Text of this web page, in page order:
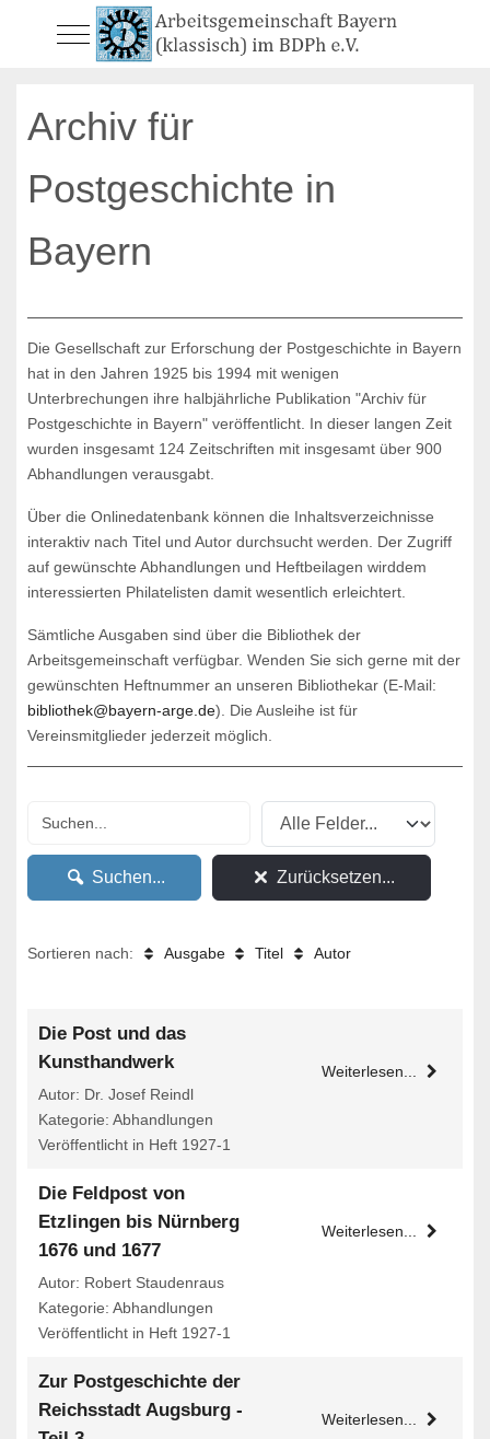
Mobile Menu Toggle
Archiv für
Postgeschichte in
Bayern
Die Gesellschaft zur Erforschung der Postgeschichte in Bayern
hat in den Jahren 1925 bis 1994 mit wenigen
Unterbrechungen ihre halbjährliche Publikation "Archiv für
Postgeschichte in Bayern" veröffentlicht. In dieser langen Zeit
wurden insgesamt 124 Zeitschriften mit insgesamt über 900
Abhandlungen verausgabt.
Über die Onlinedatenbank können die Inhaltsverzeichnisse
interaktiv nach Titel und Autor durchsucht werden. Der Zugriff
auf gewünschte Abhandlungen und Heftbeilagen wirddem
interessierten Philatelisten damit wesentlich erleichtert.
Sämtliche Ausgaben sind über die Bibliothek der
Arbeitsgemeinschaft verfügbar. Wenden Sie sich gerne mit der
gewünschten Heftnummer an unseren Bibliothekar (E-Mail:
bibliothek@bayern-arge.de). Die Ausleihe ist für
Vereinsmitglieder jederzeit möglich.
Suchen... Zurücksetzen...
Sortieren nach: Ausgabe Titel Autor
Die Post und das
Kunsthandwerk
Autor: Dr. Josef Reindl
Kategorie: Abhandlungen
Veröffentlicht in Heft 1927-1
Weiterlesen...
Die Feldpost von
Etzlingen bis Nürnberg
1676 und 1677
Autor: Robert Staudenraus
Kategorie: Abhandlungen
Veröffentlicht in Heft 1927-1
Weiterlesen...
Zur Postgeschichte der
Reichsstadt Augsburg -
Weiterlesen...